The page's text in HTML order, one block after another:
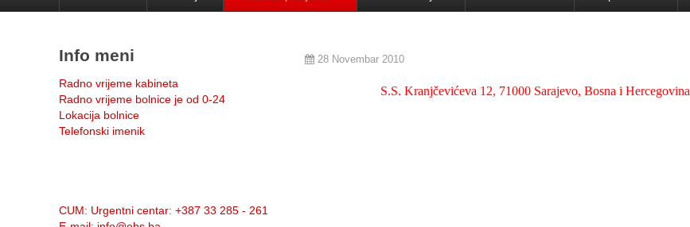
28 Novembar 2010
S.S. Kranjčevićeva 12, 71000 Sarajevo, Bosna i Hercegovina
Info meni
Radno vrijeme kabineta
Radno vrijeme bolnice je od 0-24
Lokacija bolnice
Telefonski imenik
CUM: Urgentni centar: +387 33 285 - 261